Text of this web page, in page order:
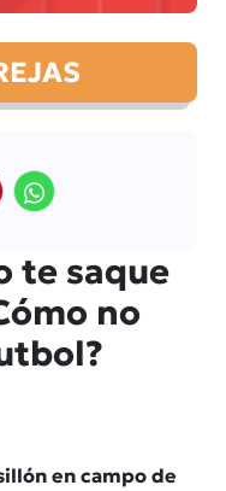
te saque
no
en campo de